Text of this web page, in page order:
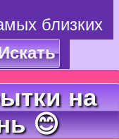
близких
на
😊